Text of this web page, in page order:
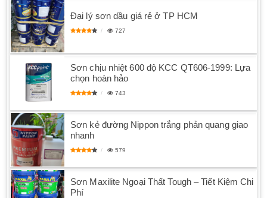
Đại lý sơn dầu giá rẻ ở TP HCM
727
Sơn chịu nhiệt 600 độ KCC QT606-1999: Lựa
chọn hoàn hảo
743
Sơn kẻ đường Nippon trắng phản quang giao
nhanh
579
Sơn Maxilite Ngoại Thất Tough – Tiết Kiệm Chi
Phí